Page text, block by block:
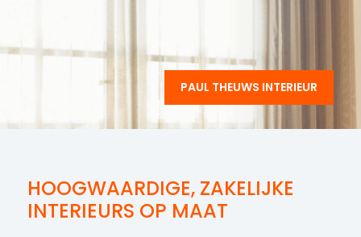
PAUL THEUWS INTERIEUR
HOOGWAARDIGE, ZAKELIJKE
INTERIEURS OP MAAT